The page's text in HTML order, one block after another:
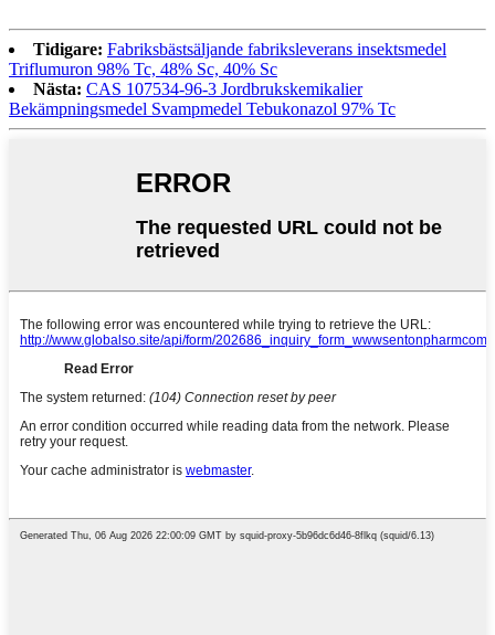
Tidigare: Fabriksbästsäljande fabriksleverans insektsmedel
Triflumuron 98% Tc, 48% Sc, 40% Sc
Nästa: CAS 107534-96-3 Jordbrukskemikalier
Bekämpningsmedel Svampmedel Tebukonazol 97% Tc